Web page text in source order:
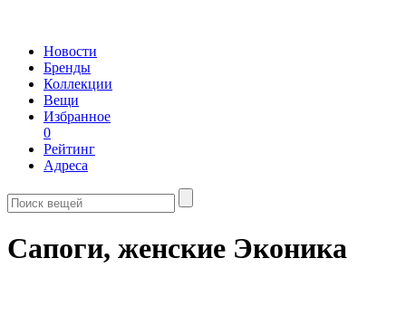
Новости
Бренды
Коллекции
Вещи
Избранное
0
Рейтинг
Адреса
Сапоги, женские Эконика